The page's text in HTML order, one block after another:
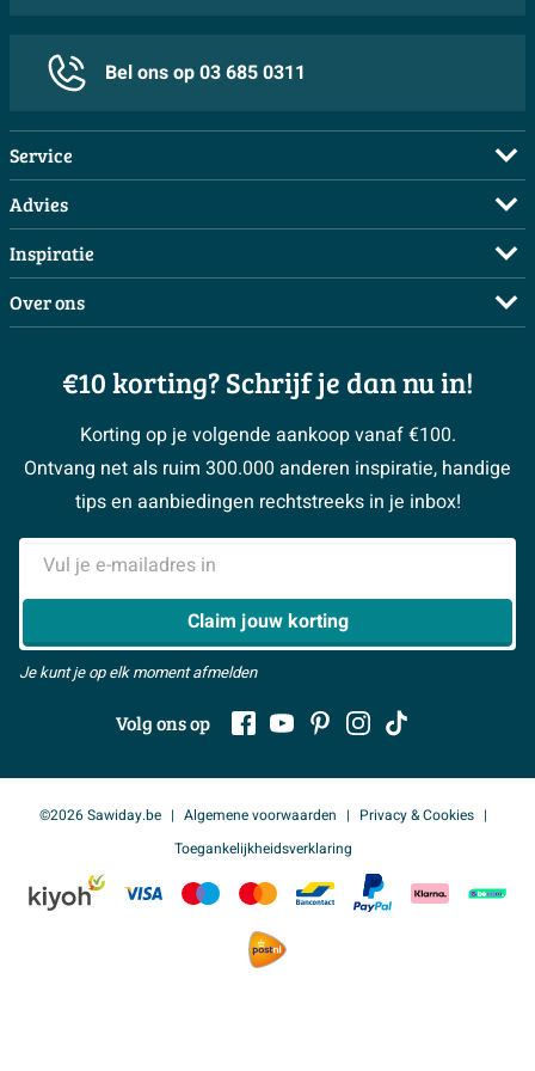
Met douchegarnituur
Omstel
Neen
Met slang
Met handdouche
Thermostatisch
Met terugstroombeveiliging
Met handdoucheset
Ja
Temperatuurbegrenzing
Ja
Mengkraan
Ja
Met uitloop
Ja
Uittrekbare uitloop
Met bevestigingsmateriaal
Neen
Draaibare uitloop
Ja
Inbouw
PVD-coating
Ja
Meer informatie
Garantie
5 jaar
Te zien in Mechelen
Bel ons op 03 685 0311
Service
Veelgestelde vragen
Bestellen
Betalen
Bezorgen / afhalen
Garantie / klachten
Reviewbeleid
> Naar de klantenservice
Advies
Maak een afspraak
Doe de offerte check
3D tekening maken
Klustips
Klusadvies
> Alle adviesmogelijkheden
Inspiratie
Complete badkamers
Complete toiletruimtes
Moodboards
Magazine
#MySawiday
> Naar inspiratie
Over ons
Over Sawiday
Vacatures
Sawiday PRO
BeCommerce
Samenwerken
> Alles over showrooms
€10 korting? Schrijf je dan nu in!
Korting op je volgende aankoop vanaf €100.
Ontvang net als ruim 300.000 anderen inspiratie, handige
tips en aanbiedingen rechtstreeks in je inbox!
E-mailadres
Claim jouw korting
Je kunt je op elk moment afmelden
Volg ons op
©2026 Sawiday.be Algemene voorwaarden
Privacy & Cookies
Toegankelijkheidsverklaring